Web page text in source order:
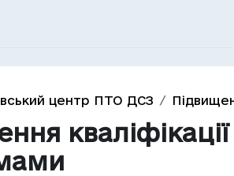
центр ПТО ДСЗ